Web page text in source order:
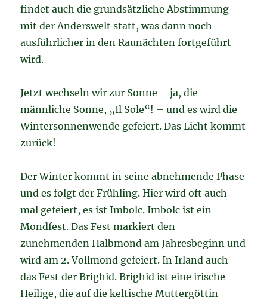
findet auch die grundsätzliche Abstimmung
mit der Anderswelt statt, was dann noch
ausführlicher in den Raunächten fortgeführt
wird.
Jetzt wechseln wir zur Sonne – ja, die
männliche Sonne, „Il Sole“! – und es wird die
Wintersonnenwende gefeiert. Das Licht kommt
zurück!
Der Winter kommt in seine abnehmende Phase
und es folgt der Frühling. Hier wird oft auch
mal gefeiert, es ist Imbolc. Imbolc ist ein
Mondfest. Das Fest markiert den
zunehmenden Halbmond am Jahresbeginn und
wird am 2. Vollmond gefeiert. In Irland auch
das Fest der Brighid. Brighid ist eine irische
Heilige, die auf die keltische Muttergöttin